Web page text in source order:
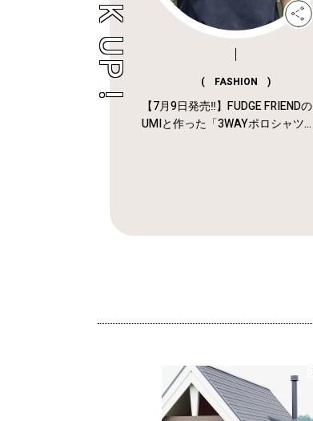
( FASHION )
【7月9日発売‼︎】FUDGE FRIENDの
UMIと作った「3WAYポロシャツ...